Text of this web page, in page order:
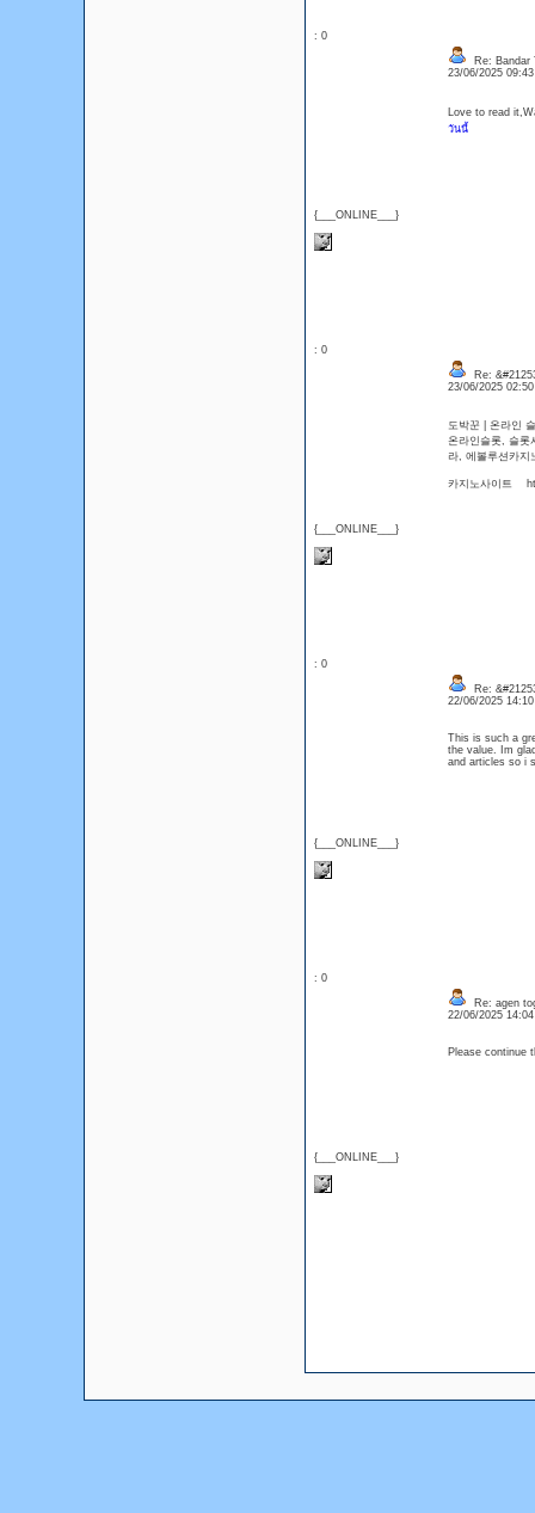
: 0
{___ONLINE___}
Re: Bandar
23/06/2025
Love to read
วันนี้
: 0
{___ONLINE___}
Re:
23/06/2025
도박꾼 | 온라
온라인슬롯, 슬롯
라, 에볼루션
카지노사이트
: 0
{___ONLINE___}
Re:
22/06/2025
This is such a
the value. Im
and articles so i
: 0
{___ONLINE___}
Re: agen
22/06/2025
Please